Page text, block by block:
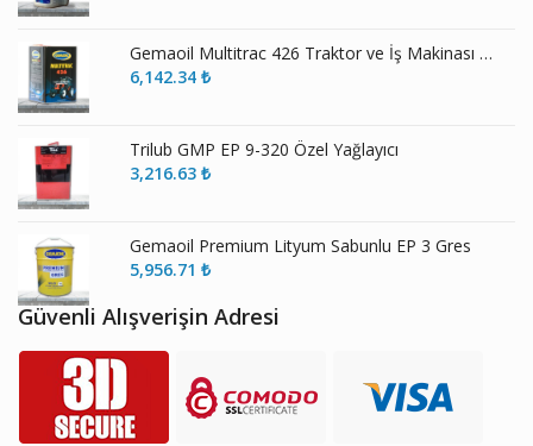
Gemaoil Multitrac 426 Traktor ve İş Makinası Şanzıman Yağı
6,142.34 ₺
Trilub GMP EP 9-320 Özel Yağlayıcı
3,216.63 ₺
Gemaoil Premium Lityum Sabunlu EP 3 Gres
5,956.71 ₺
Güvenli Alışverişin Adresi